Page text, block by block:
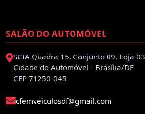
SALÃO DO AUTOMÓVEL
SCIA Quadra 15, Conjunto 09, Loja 03
Cidade do Automóvel - Brasília/DF
CEP 71250-045
cfemveiculosdf@gmail.com